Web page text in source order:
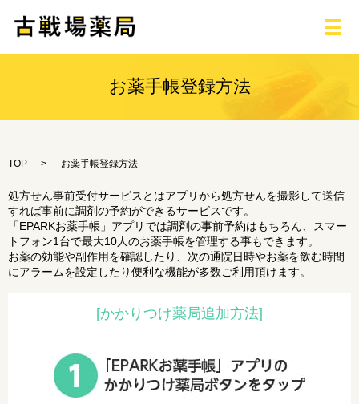
メ
お薬手帳登録方法
TOP お薬手帳登録方法
処方せん事前受付サービスとはアプリから処方せんを撮影して送信
すれば事前に調剤の予約ができるサービスです。
「EPARKお薬手帳」アプリでは調剤の事前予約はもちろん、スマー
トフォン1台で最大10人のお薬手帳を管理する事もできます。
お薬の効能や副作用を確認したり、次の通院日時やお薬を飲む時間
にアラームを設定したり便利な機能が多数ご利用頂けます。
[かかりつけ薬局追加方法]